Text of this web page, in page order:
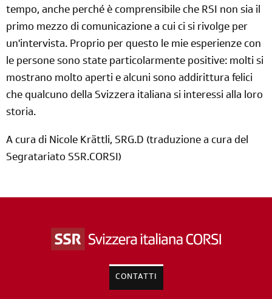
tempo, anche perché è comprensibile che RSI non sia il
primo mezzo di comunicazione a cui ci si rivolge per
un'intervista. Proprio per questo le mie esperienze con
le persone sono state particolarmente positive: molti si
mostrano molto aperti e alcuni sono addirittura felici
che qualcuno della Svizzera italiana si interessi alla loro
storia.
A cura di Nicole Krättli, SRG.D (traduzione a cura del
Segratariato SSR.CORSI)
CONTATTI